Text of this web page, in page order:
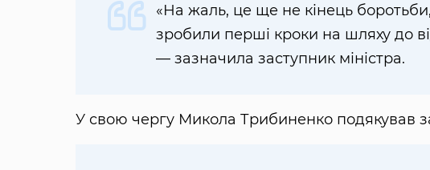
«На жаль, це ще не кінець
зробили перші кроки на шляху до
— зазначила заступник міністра.
У свою чергу Микола Трибиненко подякував